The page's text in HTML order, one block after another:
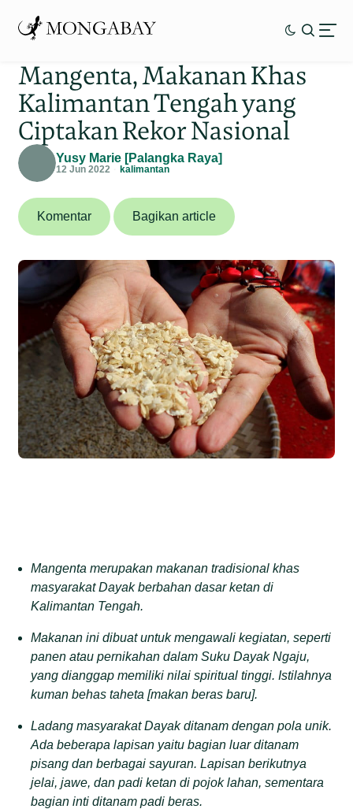
Mangenta, Makanan Khas
Kalimantan Tengah yang
Ciptakan Rekor Nasional
Yusy Marie [Palangka Raya]
12 Jun 2022 kalimantan
Komentar Bagikan article
Mangentamerupakan makanantradisional khas
masyarakatDayak berbahandasar ketan di
Kalimantan Tengah.
Makanan ini dibuat untuk mengawali kegiatan, seperti
panen atau pernikahan dalam Suku Dayak Ngaju,
yang dianggap memiliki nilai spiritual tinggi. Istilahnya
kuman behas taheta [makan beras baru].
Ladang masyarakatDayak ditanam dengan pola unik.
Ada beberapa lapisan yaitu bagian luarditanam
pisang danberbagai sayuran. Lapisan berikutnya
jelai, jawe, danpadi ketan dipojok lahan, sementara
bagian inti ditanampadi beras.